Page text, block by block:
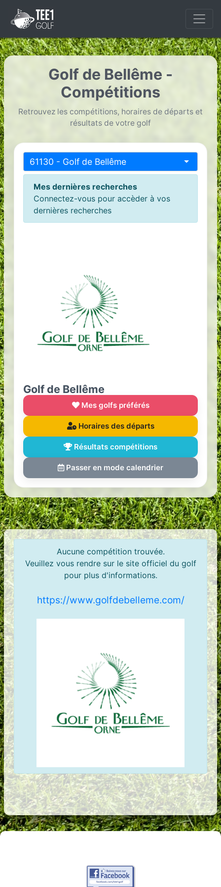
Golf de Bellême -
Compétitions
Retrouvez les compétitions, horaires de départs et
résultats de votre golf
61130 - Golf de Bellême
Mes dernières recherches
Connectez-vous pour accèder à vos
dernières recherches
Golf de Bellême
Mes golfs préférés
Horaires des départs
Résultats compétitions
Passer en mode calendrier
Aucune compétition trouvée.
Veuillez vous rendre sur le site officiel du golf
pour plus d'informations.
https://www.golfdebelleme.com/